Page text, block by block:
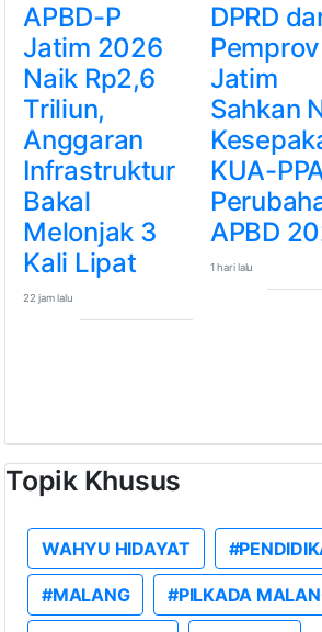
APBD-P
Jatim 2026
Naik Rp2,6
Triliun,
Anggaran
Infrastruktur
Bakal
Melonjak 3
Kali Lipat
22 jam lalu
DPRD
Pemprov
Jatim
Sahkan
KUA-
APBD
1 hari lalu
Topik Khusus
WAHYU HIDAYAT
#MALANG #PILKADA